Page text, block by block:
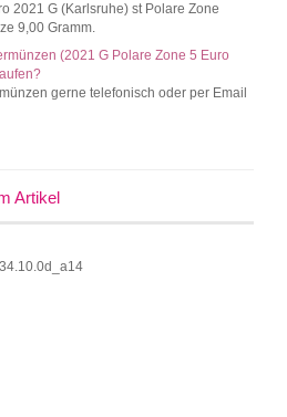
2021 G (Karlsruhe) st Polare Zone
9,00 Gramm.
(2021 G Polare Zone 5 Euro
gerne telefonisch oder per Email
Artikel